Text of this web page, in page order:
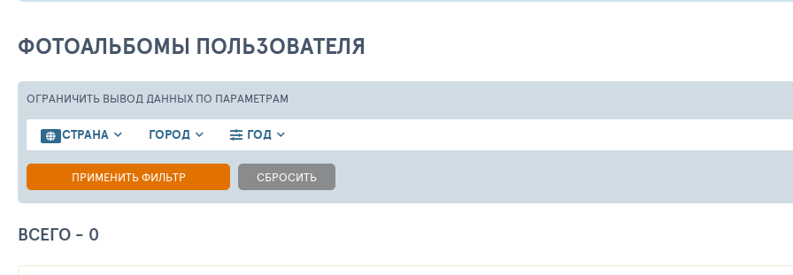
ФОТОАЛЬБОМЫ ПОЛЬЗОВАТЕЛЯ
ОГРАНИЧИТЬ ВЫВОД ДАННЫХ ПО ПАРАМЕТРАМ
СТРАНА ГОРОД ГОД
ПРИМЕНИТЬ ФИЛЬТР СБРОСИТЬ
ВСЕГО - 0